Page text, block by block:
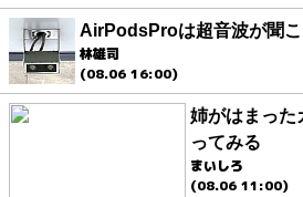
AirPodsProは超音波が聞
林雄司
(08.06 16:00)
姉がはまった
ってみる
まいしろ
(08.06 11:00)